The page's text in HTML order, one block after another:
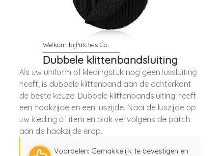
Dubbele klittenbandsluiting
Als uw uniform of kledingstuk nog geen lussluiting
heeft, is dubbele klittenband aan de achterkant
de beste keuze. Dubbele klittenbandsluiting heeft
een haakzijde en een luszijde. Naai de luszijde op
uw kleding of item en plak vervolgens de patch
aan de haakzijde erop.
Voordelen: Gemakkelijk te bevestigen en